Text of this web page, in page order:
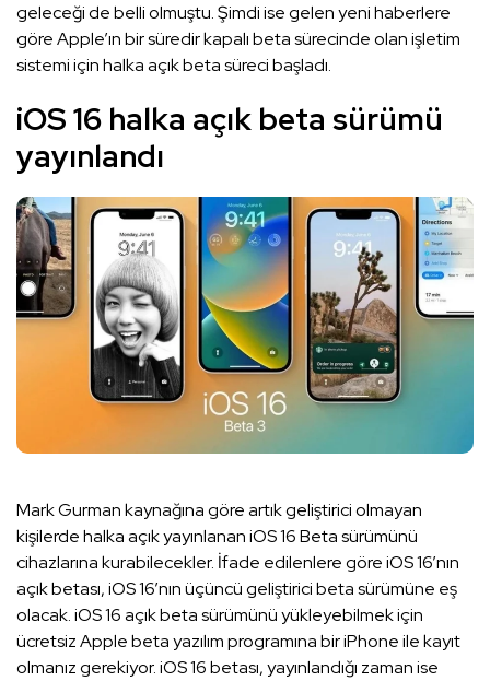
geleceği de belli olmuştu. Şimdi ise gelen yeni haberlere
göre Apple’ın bir süredir kapalı beta sürecinde olan işletim
sistemi için halka açık beta süreci başladı.
iOS 16 halka açık beta sürümü
yayınlandı
Mark Gurman kaynağına göre artık geliştirici olmayan
kişilerde halka açık yayınlanan iOS 16 Beta sürümünü
cihazlarına kurabilecekler. İfade edilenlere göre iOS 16’nın
açık betası, iOS 16’nın üçüncü geliştirici beta sürümüne eş
olacak. iOS 16 açık beta sürümünü yükleyebilmek için
ücretsiz Apple beta yazılım programına bir iPhone ile kayıt
olmanız gerekiyor. iOS 16 betası, yayınlandığı zaman ise